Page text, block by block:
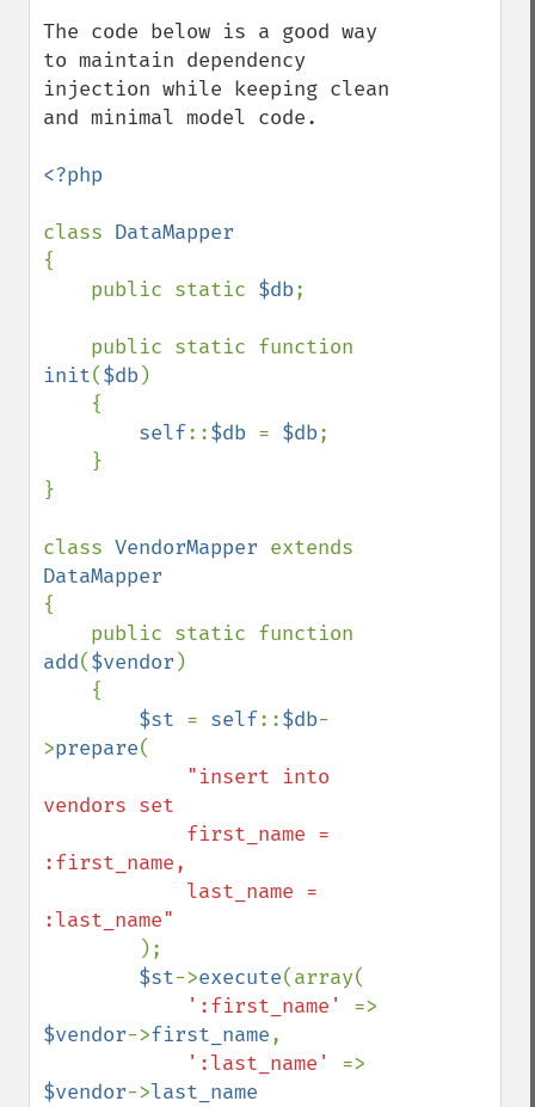
The code below is a good way
to maintain dependency
injection while keeping clean
and minimal model code.
<?php
class
{
    public static
$db;
init($db)
self::$db = $db;
}
class VendorMapper
{
add($vendor )
$st = self::$db-
>prepare(
"insert into
vendors set
:first_name,
:last_name"
);
$st->execute(array(
':first_name'
$vendor->first_name,
':last_name'
$vendor->last_name